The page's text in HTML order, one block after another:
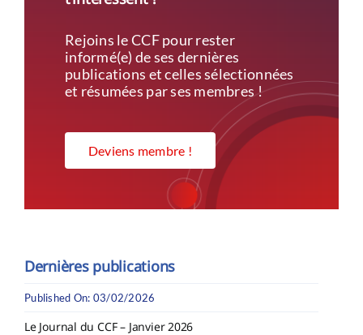
Rejoins le CCF pour rester
informé(e) de ses dernières
publications et celles sélectionnées
et résumées par ses membres !
Deviens membre !
Dernières publications
Published On: 03/02/2026
Le Journal du CCF – Janvier 2026